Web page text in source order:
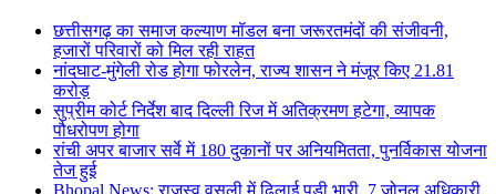
छत्तीसगढ़ का समाज कल्याण मॉडल बना जरूरतमंदों की संजीवनी,
हजारों परिवारों को मिल रही राहत
नांदघाट-मुंगेली रोड होगा फोरलेन, राज्य शासन ने मंजूर किए 21.81
करोड़
सुप्रीम कोर्ट निर्देश बाद दिल्ली रिज में अतिक्रमण हटेगा, व्यापक
पौधरोपण होगा
रांची अपर बाजार सर्वे में 180 दुकानों पर अनियमितता, पुनर्विकास योजना
तेज हुई
Bhopal News: राजस्व वसूली में ढिलाई पड़ी भारी, 7 जोनल अधिकारी